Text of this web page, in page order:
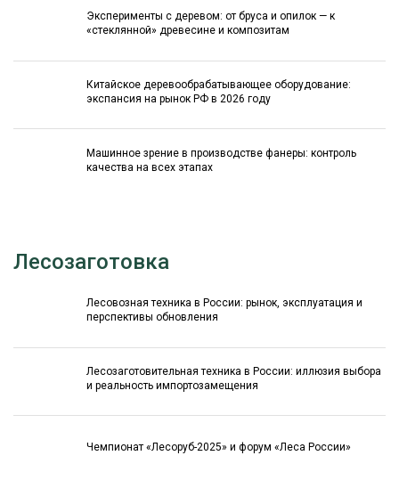
Эксперименты с деревом: от бруса и опилок — к
«стеклянной» древесине и композитам
Китайское деревообрабатывающее оборудование:
экспансия на рынок РФ в 2026 году
Машинное зрение в производстве фанеры: контроль
качества на всех этапах
Лесозаготовка
Лесовозная техника в России: рынок, эксплуатация и
перспективы обновления
Лесозаготовительная техника в России: иллюзия выбора
и реальность импортозамещения
Чемпионат «Лесоруб-2025» и форум «Леса России»